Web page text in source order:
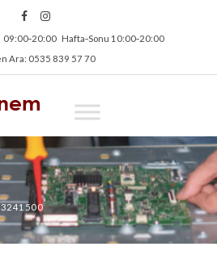
09:00‑20:00 Hafta‑Sonu 10:00‑20:00
Ara: 0535 839 57 70